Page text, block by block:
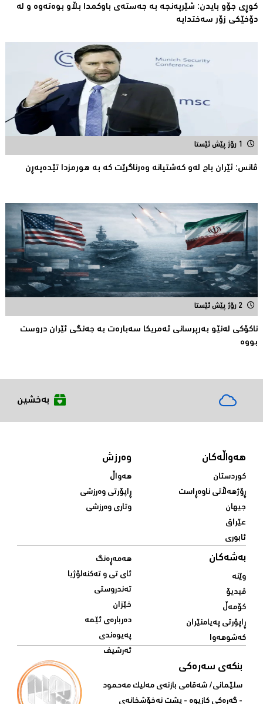
کوڕی جۆو بایدن: شێرپەنجە بە جەستەی باوکمدا بڵاو بوەتەوە و لە
دۆخێکی زۆر سەختدایە
1 رۆژ پێش ئێستا
ڤانس: ئێران باج له‌و كه‌شتیانه‌ وه‌رناگرێت كه‌ به‌ هورمزدا تێده‌په‌ڕن
2 رۆژ پێش ئێستا
ناكۆكی لەنێو بەرپرسانى ئەمریكا سەبارەت بە جەنگی ئێران دروست
بووە
بەخشین
هەواڵەکان
کوردستان
ڕۆژهەڵاتی ناوەڕاست
جیهان
عێراق
ئابوری
وەرزش
هەواڵ
ڕاپۆرتی وەرزشی
وتاری وەرزشی
بەشەکان
وێنە
ڤیدیۆ
کۆمەڵ
ڕاپۆرتی پەیامنێران
کەشوهەوا
هەمەڕەنگ
ئای تی و تەکنەلۆژیا
تەندروستی
خێزان
دەربارەی ئێمە
پەیوەندی
ئەرشیف
بنکەی سەرەکی
سلێمانی/ شه‌قامی بازنه‌ی مه‌لیک مه‌حمود
- گه‌ڕه‌کی کازیوه‌ - پشت نه‌خۆشخانه‌ی‌